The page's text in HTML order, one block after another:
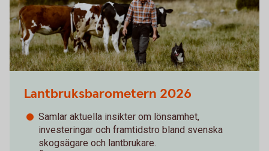
Lantbruksbarometern 2026
Samlar aktuella insikter om lönsamhet,
investeringar och framtidstro bland svenska
skogsägare och lantbrukare.